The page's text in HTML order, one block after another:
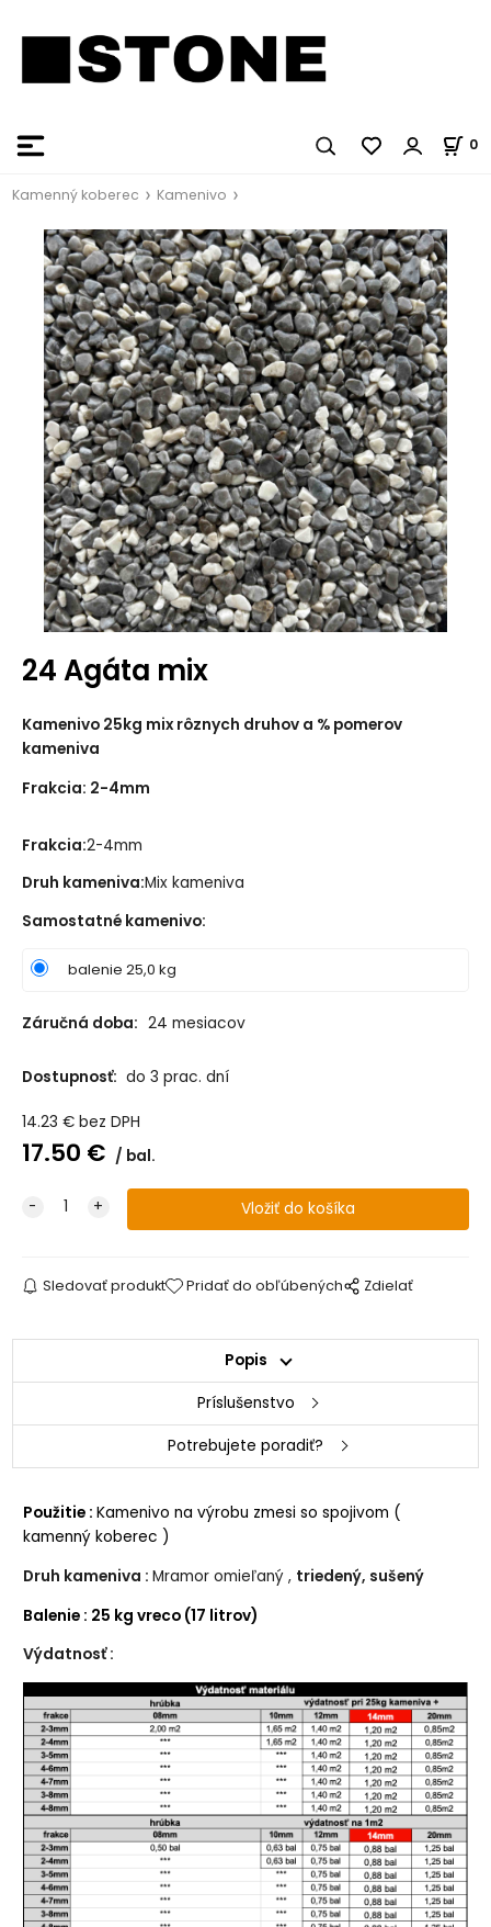
0
Kamenný koberec Kamenivo
24 Agáta mix
Kamenivo 25kg mix rôznych druhov a % pomerov
kameniva
Frakcia: 2-4mm
Frakcia:2-4mm
Druh kameniva:Mix kameniva
Samostatné kamenivo:
balenie 25,0 kg
Záručná doba: 24 mesiacov
Dostupnosť: do 3 prac. dní
14.23 € bez DPH
17.50 € bal.
Sledovať produkt Pridať do obľúbených Zdielať
Popis
Príslušenstvo
Potrebujete poradiť?
Použitie :Kamenivo na výrobu zmesi so spojivom (
kamenný koberec )
Druh kameniva :Mramor omieľaný , triedený, sušený
Balenie : 25 kg vreco (17 litrov)
Výdatnosť :